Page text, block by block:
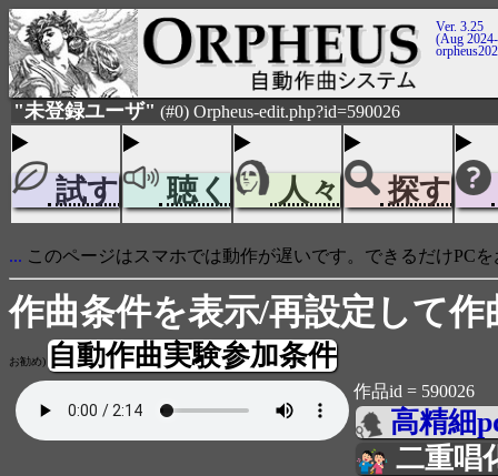
Ver. 3.25
(Aug
"未登録ユーザ" (#0) Orpheus-edit.php?id=590026
試す 聴く 人々 探す
... このページはスマホでは動作が遅いです。できるだけPC
作曲条件を表示/再設定して作
お勧め)自動作曲実験参加条件
作品id = 590026
高精細
二重唱